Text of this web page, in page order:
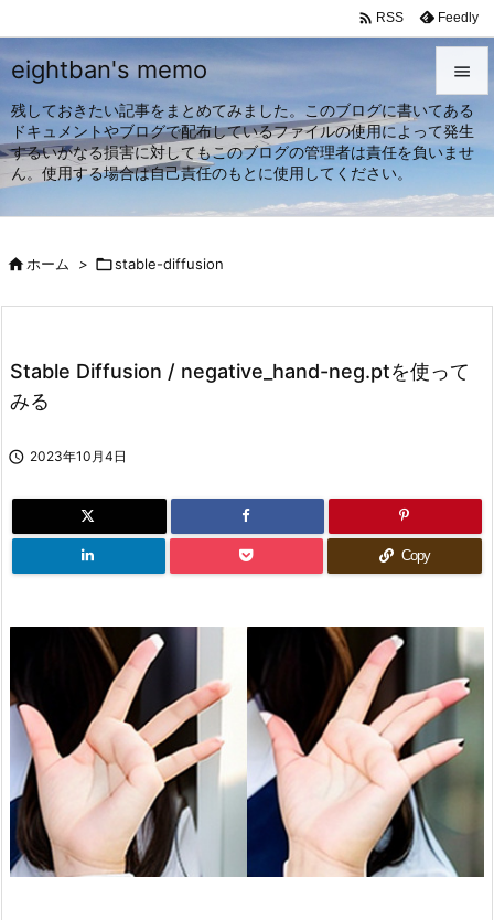
eightban's memo
残しておきたい記事をまとめてみました。このブログに書いてある
ドキュメントやブログで配布しているファイルの使用によって発生
するいかなる損害に対してもこのブログの管理者は責任を負いませ
ん。使用する場合は自己責任のもとに使用してください。


メニュ
サイド
次へ
検索
 RSS Feedly
ホーム > stable-diffusion
Stable Diffusion / negative_hand-neg.ptを使って
みる
 2023年10月4日
Copy